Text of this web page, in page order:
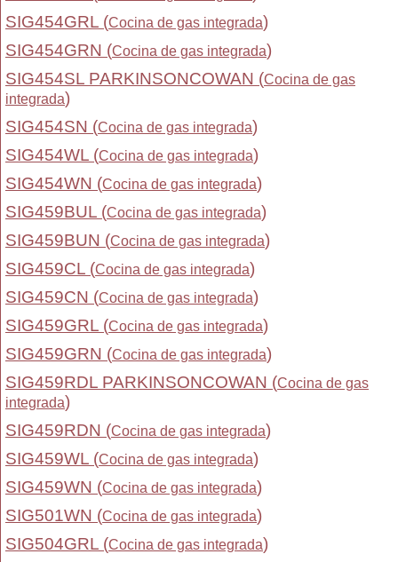
SIG454GRL (Cocina de gas integrada)
SIG454GRN (Cocina de gas integrada)
SIG454SL PARKINSONCOWAN (Cocina de gas
integrada)
SIG454SN (Cocina de gas integrada)
SIG454WL (Cocina de gas integrada)
SIG454WN (Cocina de gas integrada)
SIG459BUL (Cocina de gas integrada)
SIG459BUN (Cocina de gas integrada)
SIG459CL (Cocina de gas integrada)
SIG459CN (Cocina de gas integrada)
SIG459GRL (Cocina de gas integrada)
SIG459GRN (Cocina de gas integrada)
SIG459RDL PARKINSONCOWAN (Cocina de gas
integrada)
SIG459RDN (Cocina de gas integrada)
SIG459WL (Cocina de gas integrada)
SIG459WN (Cocina de gas integrada)
SIG501WN (Cocina de gas integrada)
SIG504GRL (Cocina de gas integrada)